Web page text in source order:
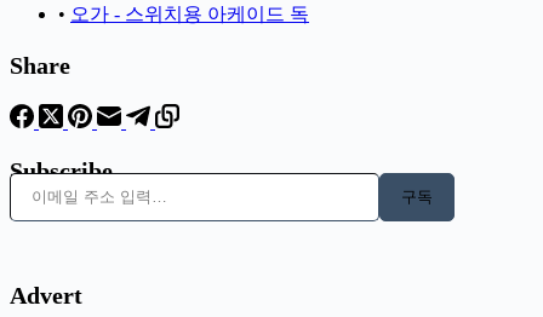
• 오가 - 스위치용 아케이드 독
Share
Subscribe
이메일 주소 입력…
구독
Advert